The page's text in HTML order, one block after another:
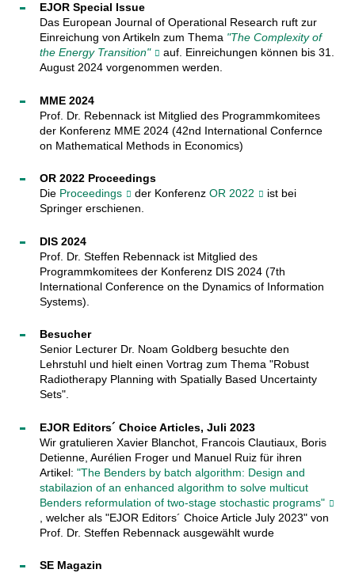
EJOR Special Issue
Das European Journal of Operational Research ruft zur
Einreichung von Artikeln zum Thema "The Complexity of
the Energy Transition"
auf. Einreichungen können bis 31.
August 2024 vorgenommen werden.
MME 2024
Prof. Dr. Rebennack ist Mitglied des Programmkomitees
der Konferenz MME 2024 (42nd International Confernce
on Mathematical Methods in Economics)
OR 2022 Proceedings
Die Proceedings der Konferenz OR 2022
ist bei
Springer erschienen.
DIS 2024
Prof. Dr. Steffen Rebennack ist Mitglied des
Programmkomitees der Konferenz DIS 2024 (7th
International Conference on the Dynamics of Information
Systems).
Besucher
Senior Lecturer Dr. Noam Goldberg besuchte den
Lehrstuhl und hielt einen Vortrag zum Thema "Robust
Radiotherapy Planning with Spatially Based Uncertainty
Sets".
EJOR Editors´ Choice Articles, Juli 2023
Wir gratulieren Xavier Blanchot, Francois Clautiaux, Boris
Detienne, Aurélien Froger und Manuel Ruiz für ihren
Artikel: "The Benders by batch algorithm: Design and
stabilazion of an enhanced algorithm to solve multicut
Benders reformulation of two-stage stochastic programs"
, welcher als "EJOR Editors´ Choice Article July 2023" von
Prof. Dr. Steffen Rebennack ausgewählt wurde
SE Magazin